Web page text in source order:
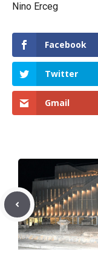
Nino Erceg
Facebook
Twitter
Gmail